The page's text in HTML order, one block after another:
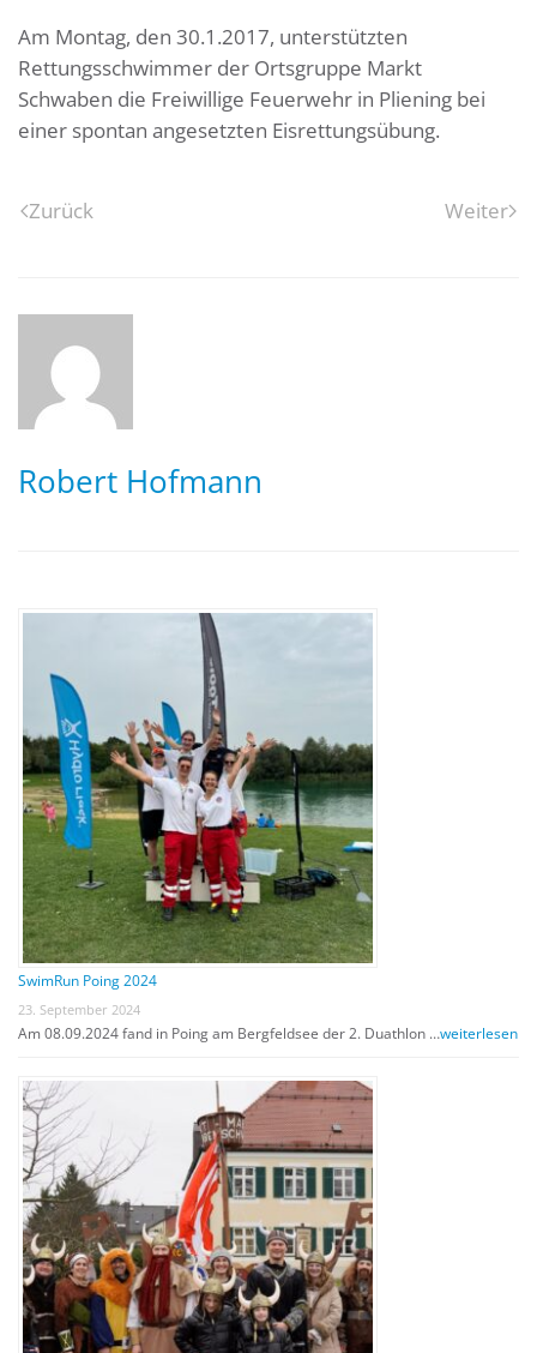
Am Montag, den 30.1.2017, unterstützten
Rettungsschwimmer der Ortsgruppe Markt
Schwaben die Freiwillige Feuerwehr in Pliening bei
einer spontan angesetzten Eisrettungsübung.
Zurück Weiter
Robert Hofmann
SwimRun Poing 2024
23. September 2024
Am 08.09.2024 fand in Poing am Bergfeldsee der 2. Duathlon …weiterlesen